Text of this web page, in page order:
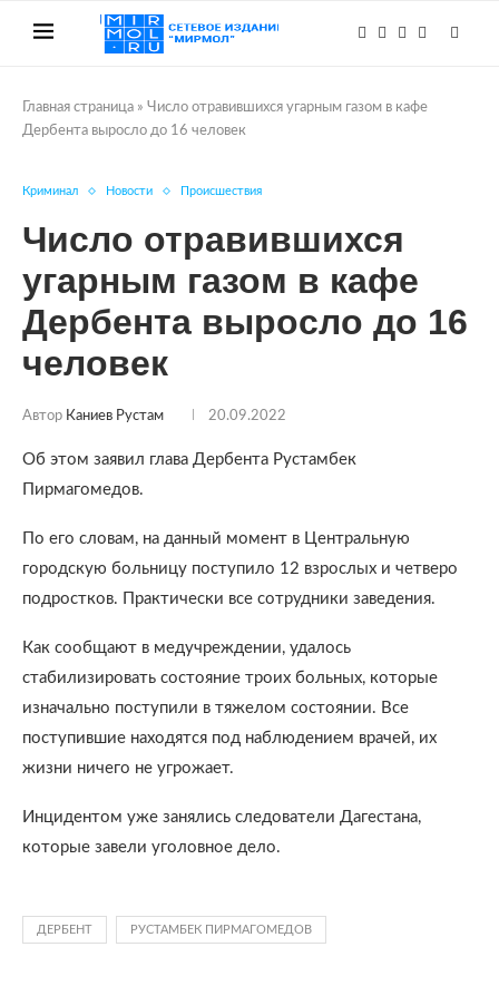
Главная страница » Число отравившихся угарным газом в кафе
Дербента выросло до 16 человек
Криминал Новости Происшествия
Число отравившихся
угарным газом в кафе
Дербента выросло до 16
человек
Автор Каниев Рустам 20.09.2022
Об этом заявил глава Дербента Рустамбек
Пирмагомедов.
По его словам, на данный момент в Центральную
городскую больницу поступило 12 взрослых и четверо
подростков. Практически все сотрудники заведения.
Как сообщают в медучреждении, удалось
стабилизировать состояние троих больных, которые
изначально поступили в тяжелом состоянии. Все
поступившие находятся под наблюдением врачей, их
жизни ничего не угрожает.
Инцидентом уже занялись следователи Дагестана,
которые завели уголовное дело.
ДЕРБЕНТ РУСТАМБЕК ПИРМАГОМЕДОВ